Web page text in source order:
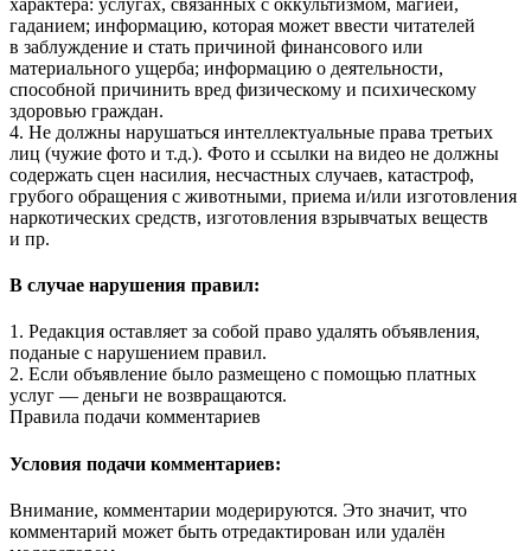
гаданием; информацию, которая может ввести читателей
в заблуждение и стать причиной финансового или
материального ущерба; информацию о деятельности,
способной причинить вред физическому и психическому
здоровью граждан.
4. Не должны нарушаться интеллектуальные права третьих
лиц (чужие фото и т.д.). Фото и ссылки на видео не должны
содержать сцен насилия, несчастных случаев, катастроф,
грубого обращения с животными, приема и/или изготовления
наркотических средств, изготовления взрывчатых веществ
и пр.
В случае нарушения правил:
1. Редакция оставляет за собой право удалять объявления,
поданые с нарушением правил.
2. Если объявление было размещено с помощью платных
услуг — деньги не возвращаются.
Правила подачи комментариев
Условия подачи комментариев:
Внимание, комментарии модерируются. Это значит, что
комментарий может быть отредактирован или удалён